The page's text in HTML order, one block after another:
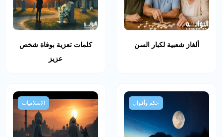
ألغاز شعبية لكبار السن
كلمات تعزية بوفاة شخص
عزيز
حكم وأقوال الإسلاميات